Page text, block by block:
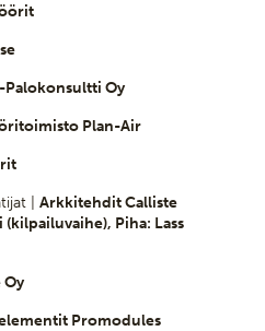
Palokonsultti Oy
Plan-Air
| Arkkitehdit Calliste
(kilpailuvaihe), Piha: Lass
Oy
Promodules